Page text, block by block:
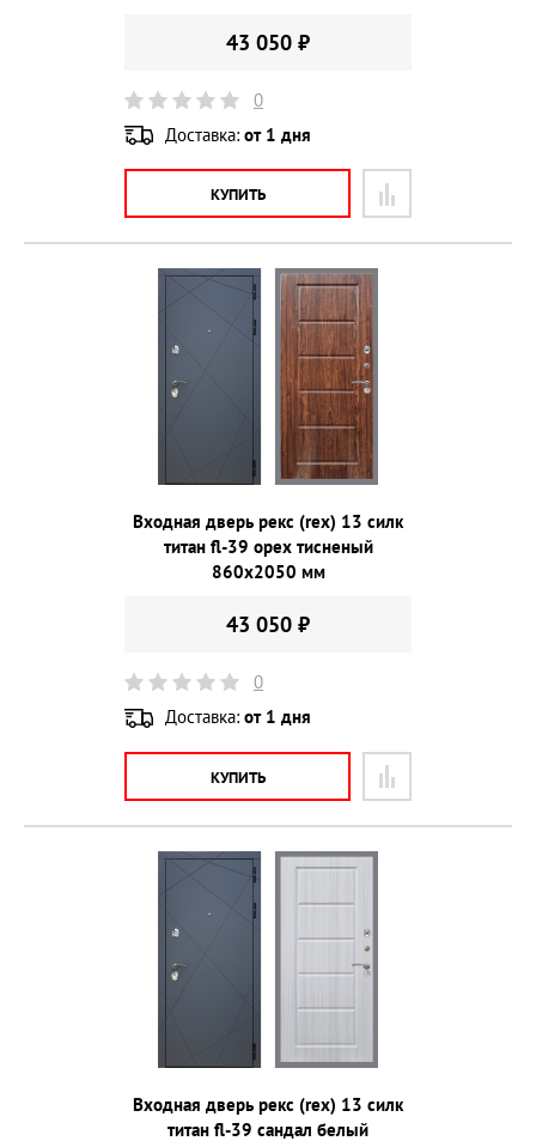
43 050 ₽
0
Доставка: от 1 дня
КУПИТЬ
Входная дверь рекс (rex) 13 силк
титан fl-39 орех тисненый
860х2050 мм
43 050 ₽
0
Доставка: от 1 дня
КУПИТЬ
Входная дверь рекс (rex) 13 силк
титан fl-39 сандал белый